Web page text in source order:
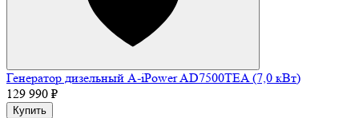
Генератор дизельный A-iPower AD7500TEA (7,0 кВт)
129 990 ₽
Купить